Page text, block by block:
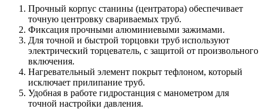
Прочный корпус станины (центратора) обеспечивает
точную центровку свариваемых труб.
Фиксация прочными алюминиевыми зажимами.
Для точной и быстрой торцовки труб используют
электрический торцеватель, с защитой от произвольного
включения.
Нагревательный элемент покрыт тефлоном, который
исключает прилипание труб.
Удобная в работе гидростанция с манометром для
точной настройки давления.